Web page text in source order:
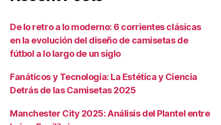
De lo retro a lo moderno: 6 corrientes clásicas
en la evolución del diseño de camisetas de
fútbol a lo largo de un siglo
Fanáticos y Tecnología: La Estética y Ciencia
Detrás de las Camisetas 2025
Manchester City 2025: Análisis del Plantel entre